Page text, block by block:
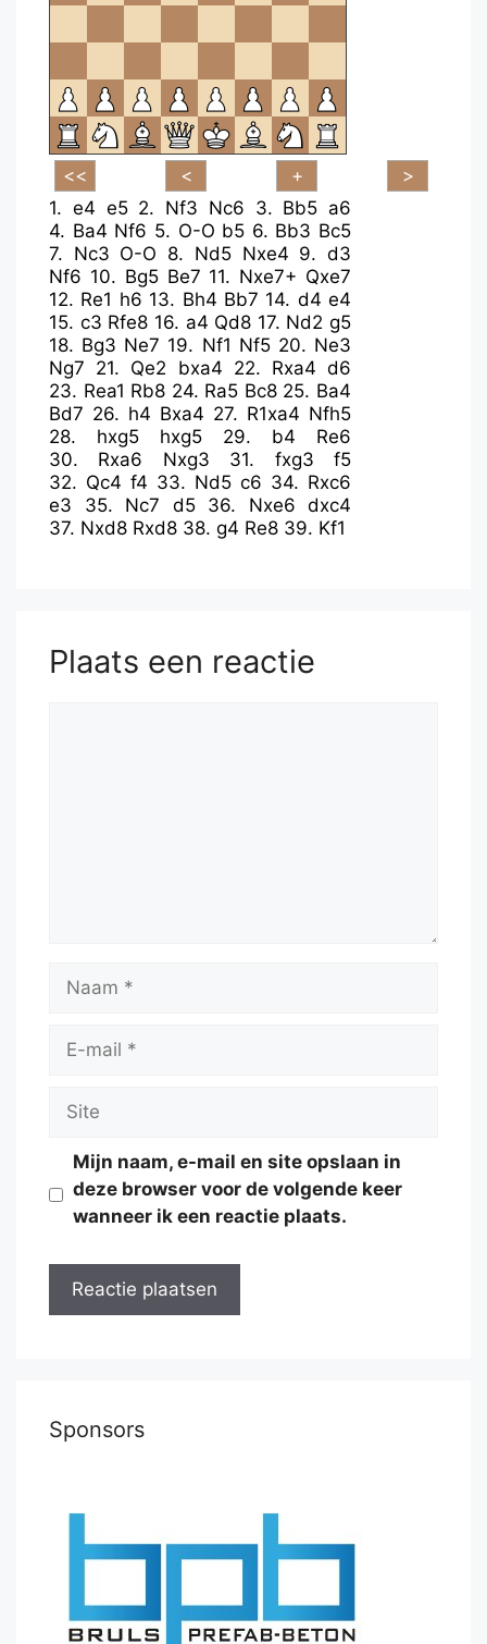
1. e4 e5 2. Nf3 Nc6 3. Bb5 a6
4. Ba4 Nf6 5. O-O b5 6. Bb3 Bc5
7. Nc3 O-O 8. Nd5 Nxe4 9.d3
Nf6 10. Bg5 Be7 11. Nxe7+ Qxe7
12. Re1 h6 13. Bh4 Bb7 14. d4 e4
15. c3 Rfe8 16. a4 Qd8 17. Nd2 g5
18. Bg3 Ne7 19. Nf1 Nf5 20. Ne3
Ng7 21. Qe2 bxa4 22. Rxa4 d6
23. Rea1 Rb8 24. Ra5 Bc8 25. Ba4
Bd7 26. h4 Bxa4 27. R1xa4 Nfh5
28. hxg5 hxg5 29. b4
Re6
30. Rxa6 Nxg3 31. fxg3
f5
32. Qc4 f4 33. Nd5 c6 34. Rxc6
e3
35. Nc7 d5 36. Nxe6 dxc4
37. Nxd8 Rxd8 38. g4 Re8 39. Kf1
Plaats een reactie
Naam
Site
Mijn naam, e-mail en site opslaan in
deze browser voor de volgende keer
wanneer ik een reactie plaats.
Sponsors